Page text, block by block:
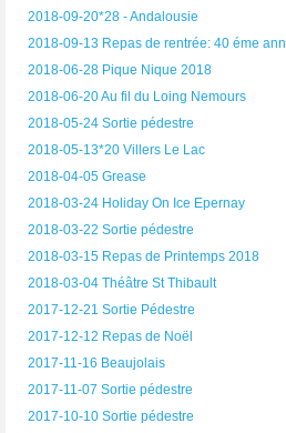
2018-09-20*28 - Andalousie
2018-09-13 Repas de rentrée: 40 éme
2018-06-28 Pique Nique 2018
2018-06-20 Au fil du Loing Nemours
2018-05-24 Sortie pédestre
2018-05-13*20 Villers Le Lac
2018-04-05 Grease
2018-03-24 Holiday On Ice Epernay
2018-03-22 Sortie pédestre
2018-03-15 Repas de Printemps 2018
2018-03-04 Théâtre St Thibault
2017-12-21 Sortie Pédestre
2017-12-12 Repas de Noël
2017-11-16 Beaujolais
2017-11-07 Sortie pédestre
2017-10-10 Sortie pédestre